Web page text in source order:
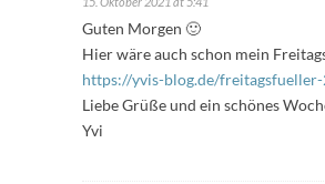
Guten Morgen 🙂
Hier wäre auch schon mein
https://yvis-blog.de/
Liebe Grüße und ein schönes
Yvi